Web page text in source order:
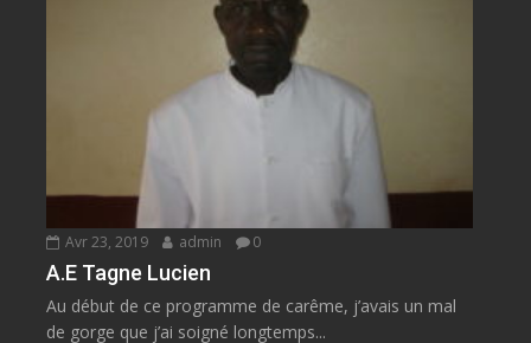
Avr 23, 2019 admin 0
A.E Tagne Lucien
Au début de ce programme de carême, j’avais un mal
de gorge que j’ai soigné longtemps...